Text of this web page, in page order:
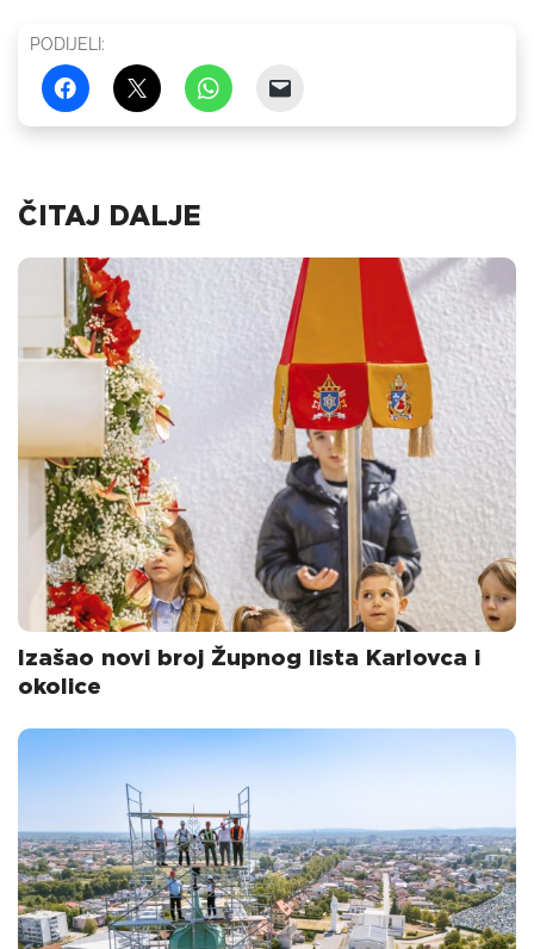
PODIJELI:
ČITAJ DALJE
Izašao novi broj Župnog lista Karlovca i
okolice